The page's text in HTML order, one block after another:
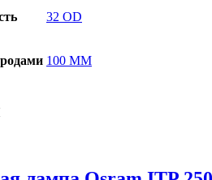
32 OD
100 MM